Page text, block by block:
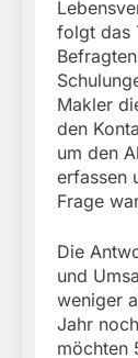
folgt das
Makler
den
um den
erfassen
Frage
Die
und
weniger
Jahr
möchten